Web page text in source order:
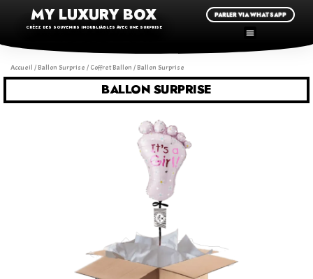
MY LUXURY BOX
CRÉEZ DES SOUVENIRS INOUBLIABLES AVEC UNE SURPRISE
PARLER VIA WHATSAPP
Accueil / Ballon Surprise / Coffret Ballon / Ballon Surprise
BALLON SURPRISE